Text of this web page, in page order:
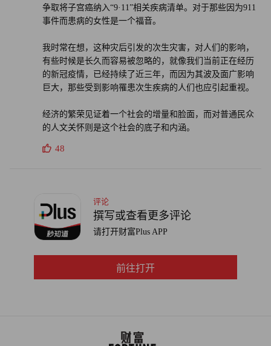
被忽视。
提供支持和保障，是他们让我们得以呼吸安全空气，回到曼
哈顿下城区继续生活。”迪雷克托说。“如果不是他们为了学
校重新开放，为了股市重开，为了员工回归办公室而付出，
现在，比斯的两种癌症都有所缓解，她很感激可以和她的三
个孩子一起生活。她希望通过将子宫癌纳入世贸中心健康计
译者：梁宇
审校：夏林
争取将子宫癌纳入“9·11”相关疾病清单。对于那些因为911
事件而患病的女性是一个福音。
我时常在想，这种灾后引发的次生灾害，对人们的影响，
有些时候是长久而容易被忽略的，就像我们当前正在经历
的新冠疫情，已经持续了近三年，而因为其波及面广影响
巨大，那些受到影响罹患次生疾病的人们也应引起重视。
经济的繁荣见证着一个社会的增量和脸面，而对普通民众
的人文关怀则是这个社会的底子和内涵。
48
评论
撰写或查看更多评论
请打开财富Plus APP
前往打开